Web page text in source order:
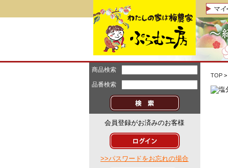
商品検索
品番検索
会員登録がお済みのお客様
>>パスワードをお忘れの場合
TOP>